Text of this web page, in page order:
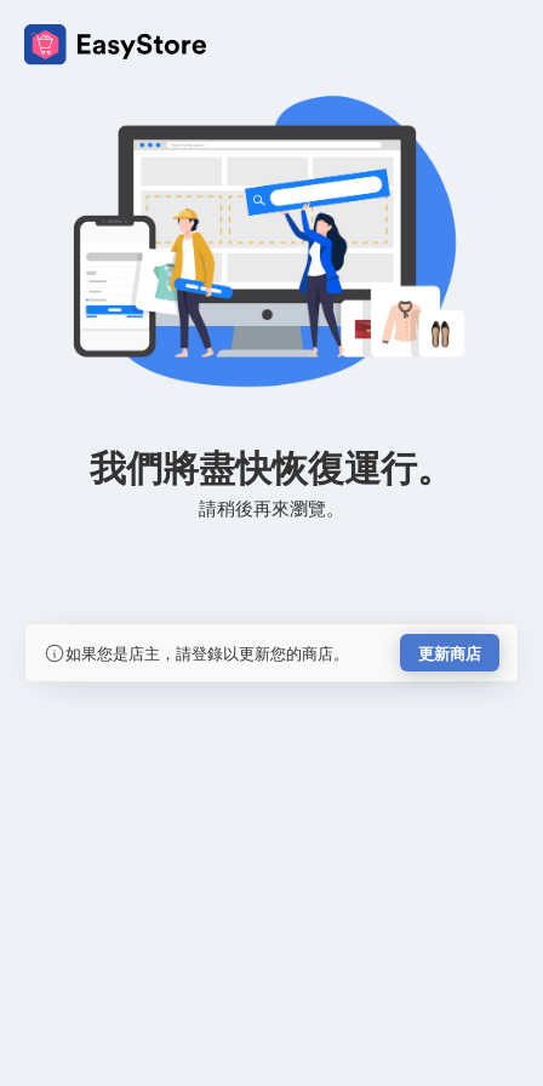
我們將盡快恢復運行。
請稍後再來瀏覽。
如果您是店主，請登錄以更新您的商店。 更新商店